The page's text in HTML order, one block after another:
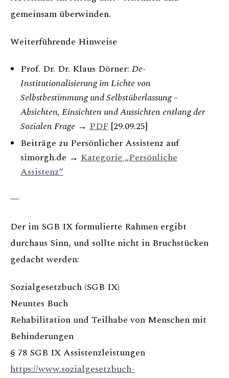
gemeinsam überwinden.
Weiterführende Hinweise
Prof. Dr. Dr. Klaus Dörner: De-
Institutionalisierung im Lichte von
Selbstbestimmung und Selbstüberlassung –
Absichten, Einsichten und Aussichten entlang der
Sozialen Frage → PDF [29.09.25]
Beiträge zu Persönlicher Assistenz auf
simorgh.de → Kategorie „Persönliche
Assistenz“
—
Der im SGB IX formulierte Rahmen ergibt
durchaus Sinn, und sollte nicht in Bruchstücken
gedacht werden:
Sozialgesetzbuch (SGB IX)
Neuntes Buch
Rehabilitation und Teilhabe von Menschen mit
Behinderungen
§ 78 SGB IX Assistenzleistungen
https://www.sozialgesetzbuch-